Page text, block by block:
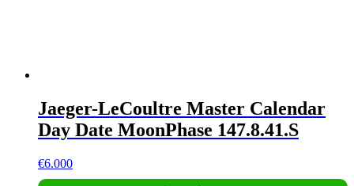
Jaeger-LeCoultre Master Calendar
Day Date MoonPhase 147.8.41.S
€6.000